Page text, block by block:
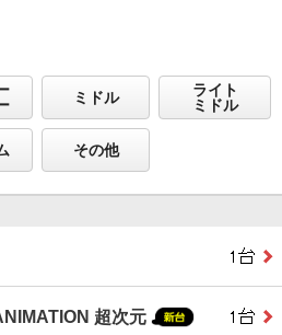
ミドル
ライト
ミドル
その他
超次元